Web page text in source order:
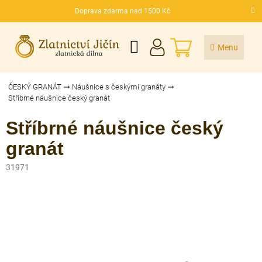
Doprava zdarma nad 1500 Kč
CZK
NÁKUPNÍ
KOŠÍK
ČESKÝ GRANÁT
Náušnice s českými granáty
Stříbrné náušnice český granát
Stříbrné náušnice český
granát
31971